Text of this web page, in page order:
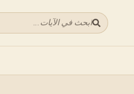
ابحث في الآيات...